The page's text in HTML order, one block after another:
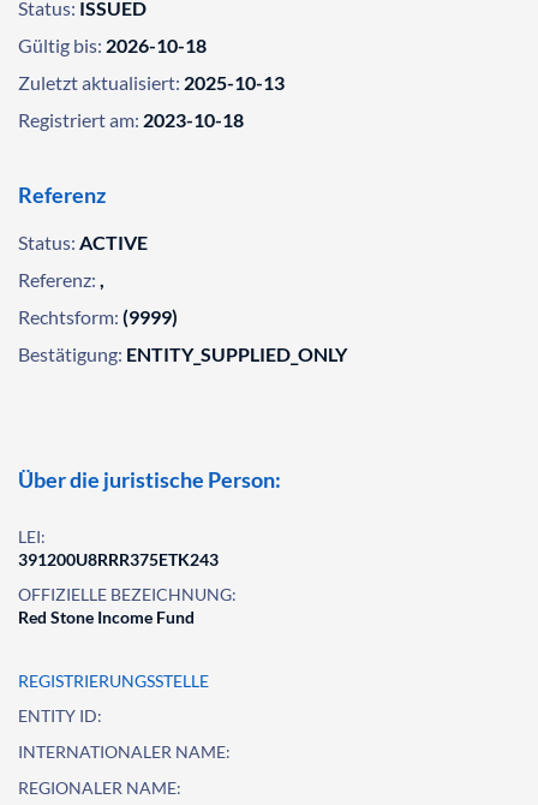
Status: ISSUED
Gültig bis: 2026-10-18
Zuletzt aktualisiert: 2025-10-13
Registriert am: 2023-10-18
Referenz
Status: ACTIVE
Referenz: ,
Rechtsform: (9999)
Bestätigung: ENTITY_SUPPLIED_ONLY
Über die juristische Person:
LEI:
391200U8RRR375ETK243
OFFIZIELLE BEZEICHNUNG:
Red Stone Income Fund
REGISTRIERUNGSSTELLE
ENTITY ID:
INTERNATIONALER NAME:
REGIONALER NAME: